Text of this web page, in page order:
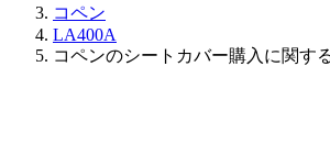
コペン
LA400A
コペンのシートカバー購入に関す